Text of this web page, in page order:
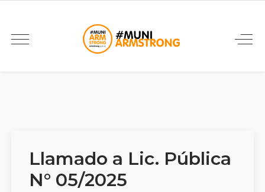
Llamado a Lic. Pública
N° 05/2025